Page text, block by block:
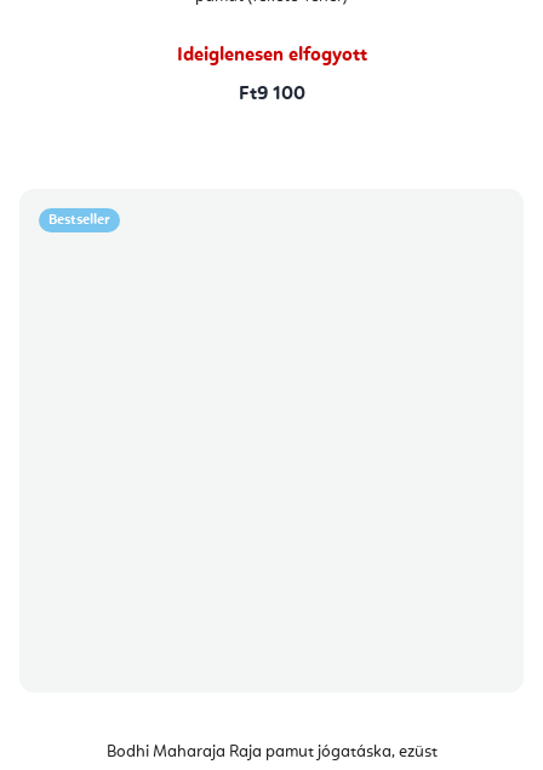
Ideiglenesen elfogyott
Ft9 100
Bestseller
Bodhi Maharaja Raja pamut jógatáska, ezüst